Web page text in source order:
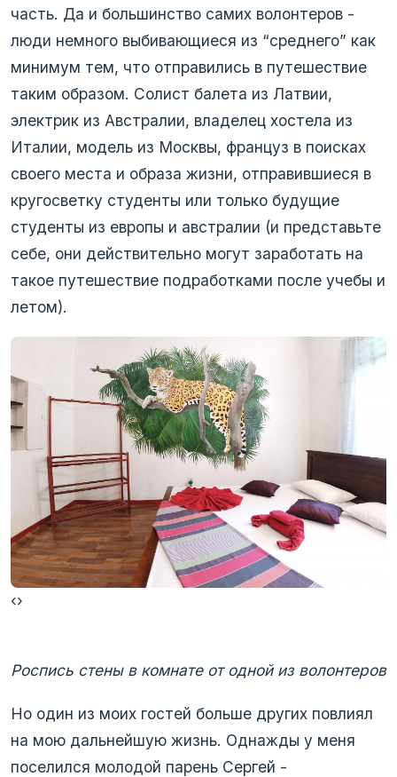
часть. Да и большинство самих волонтеров -
люди немного выбивающиеся из “среднего” как
минимум тем, что отправились в путешествие
таким образом. Солист балета из Латвии,
электрик из Австралии, владелец хостела из
Италии, модель из Москвы, француз в поисках
своего места и образа жизни, отправившиеся в
кругосветку студенты или только будущие
студенты из европы и австралии (и представьте
себе, они действительно могут заработать на
такое путешествие подработками после учебы и
летом).
‹›
Роспись стены в комнате от одной из волонтеров
Но один из моих гостей больше других повлиял
на мою дальнейшую жизнь. Однажды у меня
поселился молодой парень Сергей -